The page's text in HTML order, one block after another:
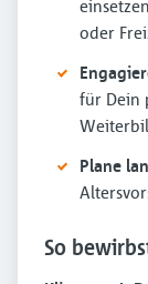
oder
für Dein
Plane
So